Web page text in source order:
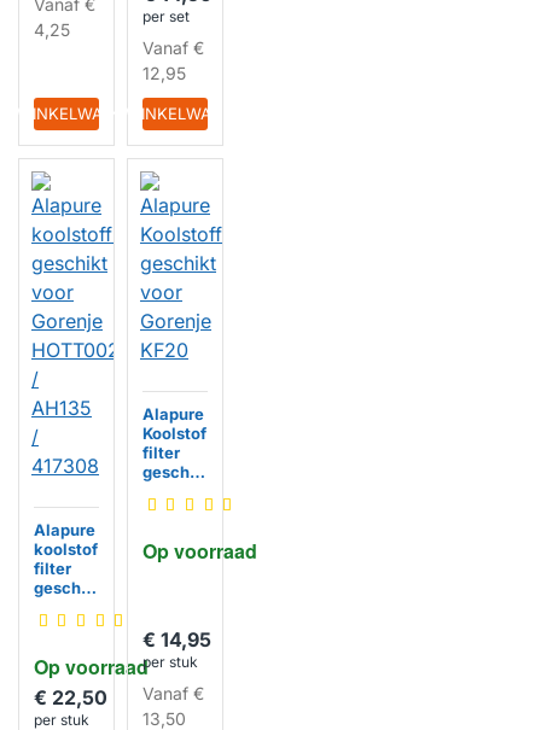
Vanaf €
4,25
WINKELWAGEN HUISMERK
(2st.)
per set
Vanaf€
12,95
IN WINKELWAGEN
Op voorraad
Alapure
koolstof
filter
geschik
Gorenje
029 /
AH135 /
417308
€ 22,50
per stuk
HUISMERK
Op voorraad
Alapure
Koolstof
filter
geschik
Gorenje
€ 14,95
per stuk
Vanaf€
13,50